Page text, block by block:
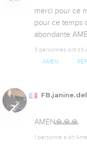
merci pour ce
pour ce temps
abondante
3 personnes ont dit
AMEN
AMEN🙏🙏🙏
1 personne a dit